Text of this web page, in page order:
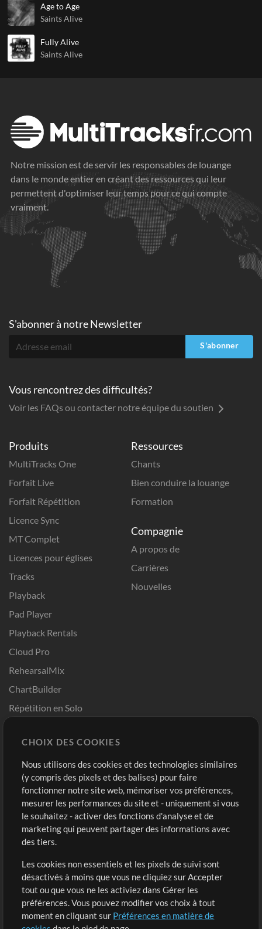
Age to Age
Saints Alive
Fully Alive
Saints Alive
Notre mission est de servir les responsables de louange
dans le monde entier en créant des ressources qui leur
permettent d'optimiser leur temps pour ce qui compte
vraiment.
Produits
MultiTracks One
Forfait Live
Forfait Répétition
Licence Sync
MT Complet
Licences pour églises
Tracks
Playback
Pad Player
Playback Rentals
Cloud Pro
RehearsalMix
ChartBuilder
Répétition en Solo
Modèles ProPresenter
Sons
Ressources
Chants
Bien conduire la louange
Formation
Compagnie
A propos de
Carrières
Nouvelles
Boutique
Acheter des crédits
Contenu gratuit
Demander les pistes
Extras
Sessions
Soumettre votre contenu
Compte
Connexion
S'inscrire
S'abonner à notre Newsletter
S'abonner
Vous rencontrez des difficultés?
Voir les FAQs ou contacter notre équipe du soutien
CHOIX DES COOKIES
Nous utilisons des cookies et des technologies similaires
(y compris des pixels et des balises) pour faire
fonctionner notre site web, mémoriser vos préférences,
mesurer les performances du site et - uniquement si vous
le souhaitez - activer des fonctions d'analyse et de
marketing qui peuvent partager des informations avec
des tiers.
Les cookies non essentiels et les pixels de suivi sont
désactivés à moins que vous ne cliquiez sur Accepter
tout ou que vous ne les activiez dans Gérer les
préférences. Vous pouvez modifier vos choix à tout
moment en cliquant sur Préférences en matière de